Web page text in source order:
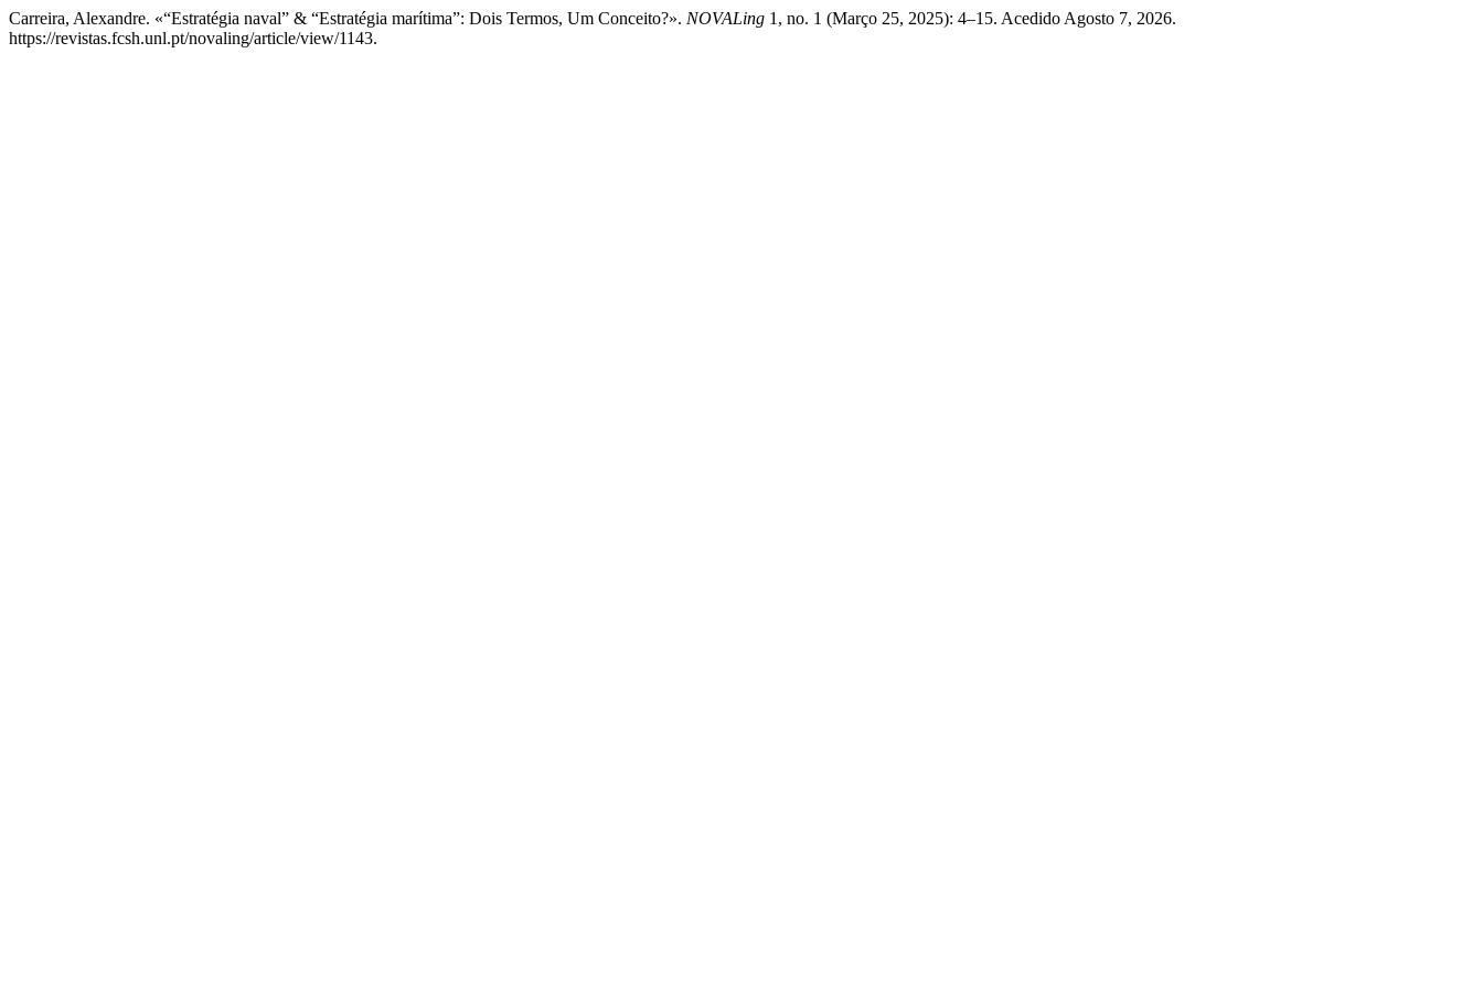
Carreira, Alexandre. «“Estratégia naval” & “Estratégia marítima”: Dois Termos, Um Conceito?». NOVALing 1, no. 1 (Março 25, 2025): 4–15. Acedido Agosto 7, 2026.
https://revistas.fcsh.unl.pt/novaling/article/view/1143.